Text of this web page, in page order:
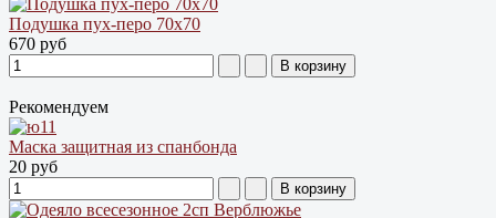
Подушка пух-перо 70х70
670 руб
Рекомендуем
Маска защитная из спанбонда
20 руб